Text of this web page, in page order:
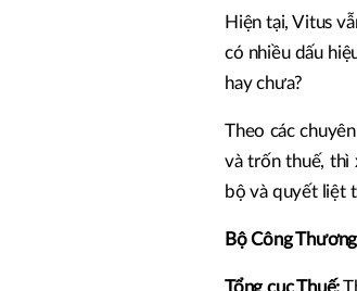
Hiện tại, Vitus
có nhiều dấu
hay chưa?
Theo các
và trốn thuế, thì
bộ và quyết liệt
Bộ Công
Tổng cục Thuế: